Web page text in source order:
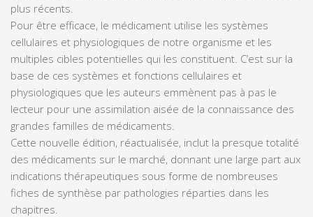
plus récents
Pour être efficace, le médicament utilise les systèmes
cellulaires et physiologiques de notre organisme et les
multiples cibles potentielles qui les constituent. C’est sur la
base de ces systèmes et fonctions cellulaires et
physiologiques que les auteurs emmènent pas à pas le
lecteur pour une assimilation aisée de la connaissance des
grandes familles de médicaments
Cette nouvelle édition, réactualisée, inclut la presque totalité
des médicaments sur le marché, donnant une large part aux
indications thérapeutiques sous forme de nombreuses
fiches de synthèse par pathologies réparties dans les
chapitres.